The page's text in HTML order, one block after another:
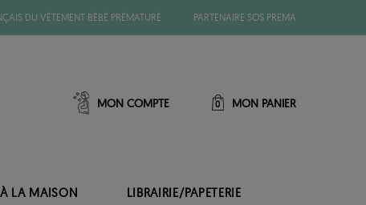
DU VÊTEMENT BÉBÉ PRÉMATURÉ PARTENAIRE SOS PREMA
MON COMPTE 0 MON PANIER
LA MAISON
LIBRAIRIE/PAPETERIE